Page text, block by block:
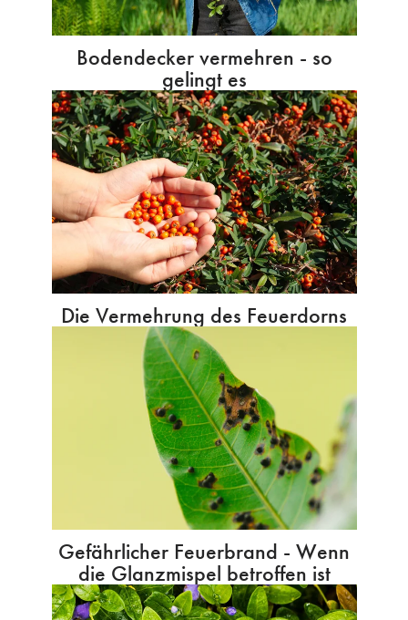
Bodendecker vermehren - so
gelingt es
Die Vermehrung des Feuerdorns
Gefährlicher Feuerbrand - Wenn
die Glanzmispel betroffen ist